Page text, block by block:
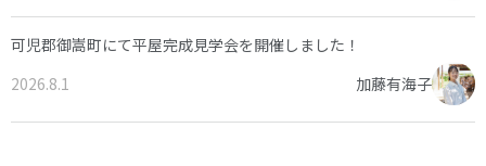
可児郡御嵩町にて平屋完成見学会を開催しました！
2026.8.1
加藤有海子